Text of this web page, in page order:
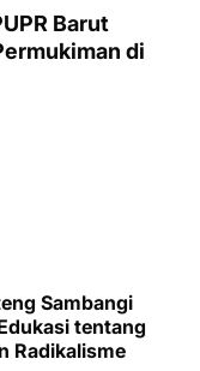
Barut
di
Sambangi
tentang
Radikalisme